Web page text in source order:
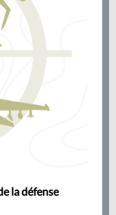
la défense